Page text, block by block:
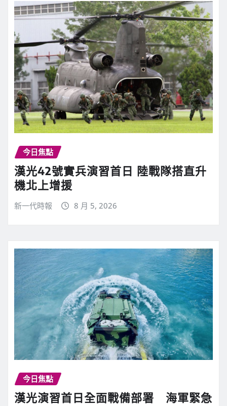
今日焦點
漢光42號實兵演習首日 陸戰隊搭直升
機北上增援
新一代時報 8 月 5, 2026
今日焦點
漢光演習首日全面戰備部署 海軍緊急